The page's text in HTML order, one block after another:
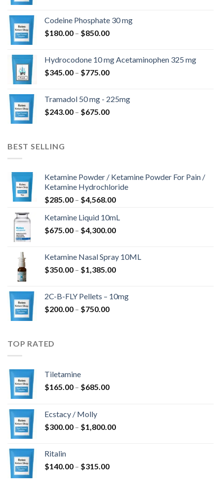
$820.00
Codeine Phosphate 30 mg
$180.00 – $850.00Hinnavahemik:
$850.00
Hydrocodone 10 mg Acetaminophen 325 mg
$345.00 – $775.00Hinnavahemik:
$775.00
Tramadol 50 mg - 225mg
$243.00 – $675.00Hinnavahemik:
BEST SELLING
Ketamine Powder / Ketamine Powder For Pain /
Ketamine Hydrochloride
$285.00 – $4,568.00Hinnavahemik:
kuni
$4,568.00
Ketamine Liquid 10mL
$675.00 – $4,300.00Hinnavahemik:
$4,300.00
Ketamine Nasal Spray 10ML
$350.00 – $1,385.00Hinnavahemik:
$1,385.00
2C-B-FLY Pellets – 10mg
$200.00 – $750.00Hinnavahemik:
TOP RATED
Tiletamine
$165.00 – $685.00Hinnavahemik:
Ecstacy / Molly
$300.00 – $1,800.00Hinnavahemik:
Ritalin
$140.00 – $315.00Hinnavahemik: